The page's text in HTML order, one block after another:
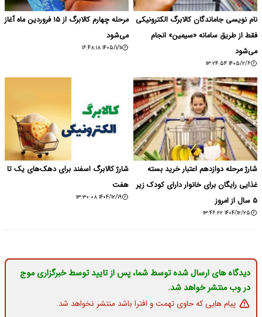
نام نویسی جاماندگان کالابرگ الکترونیکی
فقط از طریق سامانه «سیمین» انجام
می‌شود
۱۴۰۵/۲/۶ ۱۳:۲۴:۵۴
مرحله چهارم کالابرگ از ۱۵ فروردین ماه آغاز
می‌شود
۱۴۰۵/۱/۱۱ ۱۶:۴۸:۱۸
شارژ مرحله دوازدهم اعتبار خرید بسته
غذایی رایگان برای خانوار دارای کودک زیر
۵ سال از امروز
۱۴۰۴/۱۲/۲۵ ۱۳:۴۶:۲۲
شارژ کالابرگ اسفند برای دهک‌های یک تا
هفت
۱۴۰۴/۱۲/۱۹ ۱۳:۳۰:۰۸
دیدگاه های ارسال شده توسط شما، پس از تایید توسط خبرگزاری موج
در وب منتشر خواهد شد.
پیام هایی که حاوی تهمت و افترا باشد منتشر نخواهد شد.